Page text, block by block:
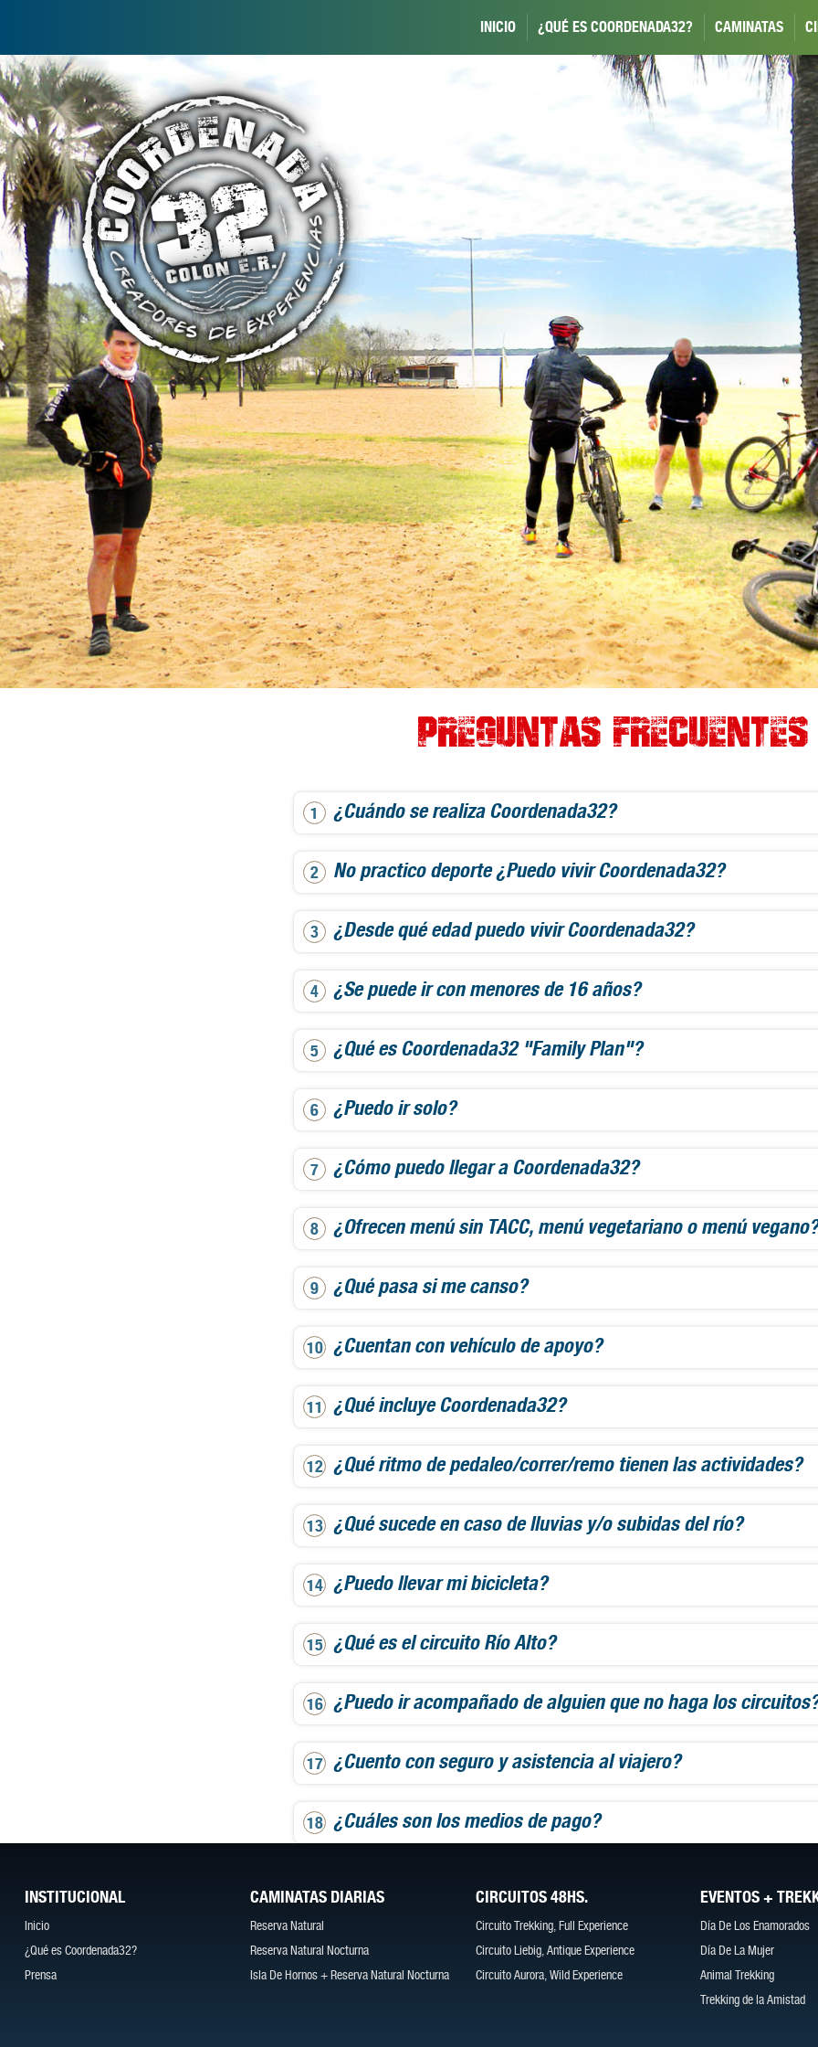
INICIO ¿QUÉ ES COORDENADA32? CAMINATAS
Preguntas Frecuentes
¿Cuándo se realiza Coordenada32?
No practico deporte ¿Puedo vivir Coordenada32?
¿Desde qué edad puedo vivir Coordenada32?
¿Se puede ir con menores de 16 años?
¿Qué es Coordenada32 "Family Plan"?
¿Puedo ir solo?
¿Cómo puedo llegar a Coordenada32?
¿Ofrecen menú sin TACC, menú vegetariano o menú vegano?
¿Qué pasa si me canso?
¿Cuentan con vehículo de apoyo?
¿Qué incluye Coordenada32?
¿Qué ritmo de pedaleo/correr/remo tienen las actividades?
¿Qué sucede en caso de lluvias y/o subidas del río?
¿Puedo llevar mi bicicleta?
¿Qué es el circuito Río Alto?
¿Puedo ir acompañado de alguien que no haga los
¿Cuento con seguro y asistencia al viajero?
¿Cuáles son los medios de pago?
INSTITUCIONAL
Inicio
¿Qué es Coordenada32?
Prensa
CAMINATAS DIARIAS
Reserva Natural
Reserva Natural Nocturna
Isla De Hornos + Reserva Natural Nocturna
CIRCUITOS 48HS.
Circuito Trekking, Full Experience
Circuito Liebig, Antique Experience
Circuito Aurora, Wild Experience
EVENTOS +
Día De Los Enamorados
Día De La Mujer
Animal Trekking
Trekking de la Amistad